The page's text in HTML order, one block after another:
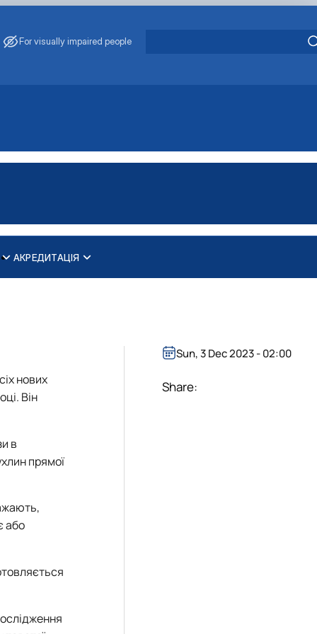
For visually impaired people
АКРЕДИТАЦІЯ
нових
Він
в
прямої
або
Sun, 3 Dec 2023 - 02:00
Share: